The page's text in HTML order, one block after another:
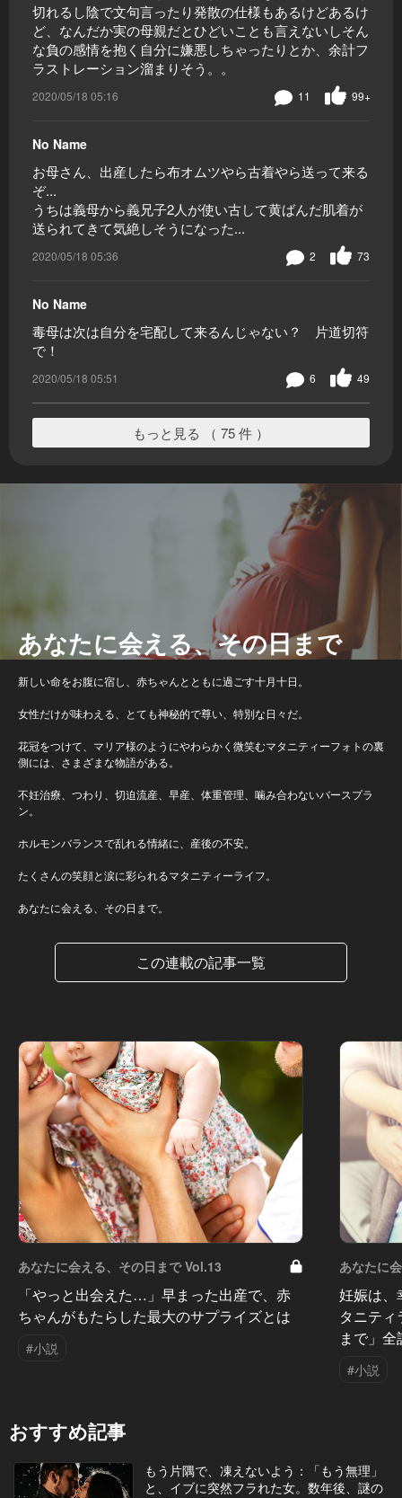
切れるし陰で文句言ったり発散の仕様もあるけどあるけ
ど、なんだか実の母親だとひどいことも言えないしそん
な負の感情を抱く自分に嫌悪しちゃったりとか、余計フ
ラストレーション溜まりそう。。
2020/05/18 05:16 99+
11
No Name
お母さん、出産したら布オムツやら古着やら送って来る
ぞ...
うちは義母から義兄子2人が使い古して黄ばんだ肌着が
送られてきて気絶しそうになった...
2020/05/18 05:36 73
2
No Name
毒母は次は自分を宅配して来るんじゃない？ 片道切符
で！
2020/05/18 05:51 49
6
もっと見る （ 75 件 ）
あなたに会える、その日まで
新しい命をお腹に宿し、赤ちゃんとともに過ごす十月十日。
女性だけが味わえる、とても神秘的で尊い、特別な日々だ。
花冠をつけて、マリア様のようにやわらかく微笑むマタニティーフォトの裏
側には、さまざまな物語がある。
不妊治療、つわり、切迫流産、早産、体重管理、噛み合わないバースプラ
ン。
ホルモンバランスで乱れる情緒に、産後の不安。
たくさんの笑顔と涙に彩られるマタニティーライフ。
あなたに会える、その日まで。
この連載の記事一覧
あなたに会える、その日まで Vol.13
「やっと出会えた…」早まった出産で、赤
ちゃんがもたらした最大のサプライズとは
#小説
あなたに
妊娠は、
タニテ
まで」
#小説
おすすめ記事
もう片隅で、凍えないよう：「もう無理」
と、イブに突然フラれた女。数年後、謎の